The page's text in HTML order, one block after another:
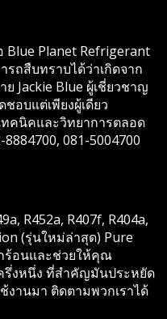
Planet Refrigerant
รถสืบทราบได้ว่าเกิดจาก
Jackie Blue ผู้เชี่ยวชาญ
อบแต่เพียงผู้เดียว
คนิคและวิทยาการตลอด
081-5004700
R452a, R407f, R404a,
(รุ่นใหม่ล่าสุด) Pure
ร้อนและช่วยให้คุณ
รึ่งหนึ่ง ที่สำคัญมันประหยัด
านมา ติดตามพวกเราได้